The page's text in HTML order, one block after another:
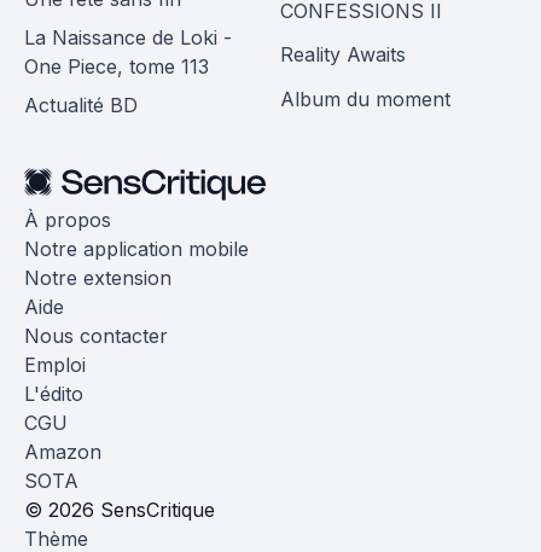
La Naissance de Loki -
One Piece, tome 113
Actualité BD
CONFESSIONS II
Reality Awaits
Album du moment
À propos
Notre application mobile
Notre extension
Aide
Nous contacter
Emploi
L'édito
CGU
Amazon
SOTA
© 2026 SensCritique
Thème